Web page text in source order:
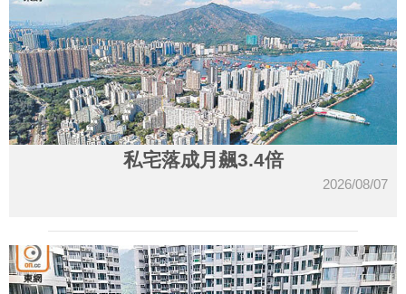
私宅落成月飆3.4倍
2026/08/07